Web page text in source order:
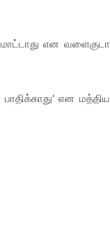
என வளைகுடா
என மத்திய